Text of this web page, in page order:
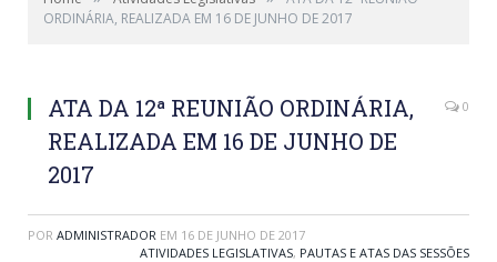
ORDINÁRIA, REALIZADA EM 16 DE JUNHO DE 2017
ATA DA 12ª REUNIÃO ORDINÁRIA,
REALIZADA EM 16 DE JUNHO DE
2017
0
POR ADMINISTRADOR EM 16 DE JUNHO DE 2017
ATIVIDADES LEGISLATIVAS, PAUTAS E ATAS DAS SESSÕES